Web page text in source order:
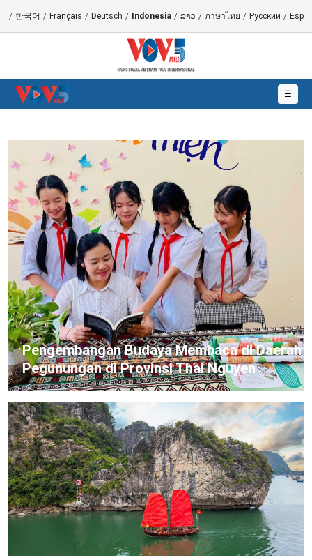
/ 한국어 / Français / Deutsch / Indonesia / ລາວ / ภาษาไทย / Русский /
☰
Pengembangan Budaya Membaca di Daerah
Pegunungan di Provinsi Thai Nguyen